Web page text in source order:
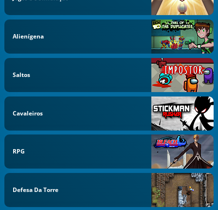
Alienígena
Saltos
Cavaleiros
RPG
Defesa Da Torre